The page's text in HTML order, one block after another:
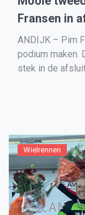
Fransen in
VAM
ANDIJK – Pim
podium maken.
stek in de
Tweedaagse
Frisia junior
Wielrennen